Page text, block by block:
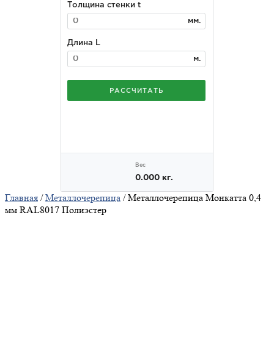
Главная /Металлочерепица / Металлочерепица Монкатта 0,4
мм RAL8017 Полиэстер